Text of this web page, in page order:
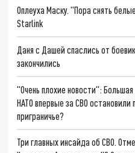
Оплеуха Маску. "Пора снять
Starlink
Даня с Дашей спаслись от
закончились
"Очень плохие новости":
НАТО впервые за СВО
приграничье?
Три главных инсайда об СВО.